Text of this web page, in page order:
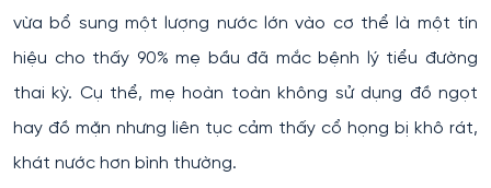
vừa bổ sung một lượng nước lớn vào cơ thể là một tín
hiệu cho thấy 90% mẹ bầu đã mắc bệnh lý tiểu đường
thai kỳ. Cụ thể, mẹ hoàn toàn không sử dụng đồ ngọt
hay đồ mặn nhưng liên tục cảm thấy cổ họng bị khô rát,
khát nước hơn bình thường.